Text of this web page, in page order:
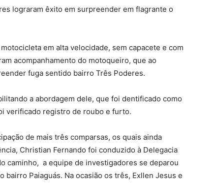
lograram êxito em surpreender em flagrante o
em alta velocidade, sem capacete e com
acompanhamento do motoqueiro, que ao
fuga sentido bairro Três Poderes.
a abordagem dele, que foi dentificado como
verificado registro de roubo e furto.
de mais três comparsas, os quais ainda
Christian Fernando foi conduzido à Delegacia
caminho, a equipe de investigadores se deparou
bairro Paiaguás. Na ocasião os três, Exllen Jesus e